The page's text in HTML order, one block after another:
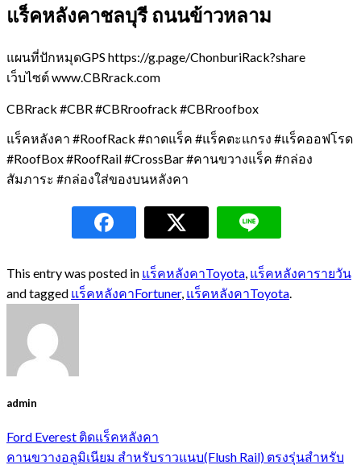
แร็คหลังคาชลบุรี ถนนข้าวหลาม
แผนที่ปักหมุดGPS https://g.page/ChonburiRack?share
เว็บไซต์ www.CBRrack.com
CBRrack #CBR #CBRroofrack #CBRroofbox
แร็คหลังคา #RoofRack #ถาดแร็ค #แร็คตะแกรง #แร็คออฟโรด
#RoofBox #RoofRail #CrossBar #คานขวางแร็ค #กล่อง
สัมภาระ #กล่องใส่ของบนหลังคา
This entry was posted in แร็คหลังคาToyota แร็คหลังคารายวัน
and tagged แร็คหลังคาFortuner, แร็คหลังคาToyota
admin
Ford Everest ติดแร็คหลังคา
คานขวางอลูมิเนียม สำหรับราวแนบ(Flush Rail) ตรงรุ่นสำหรับ